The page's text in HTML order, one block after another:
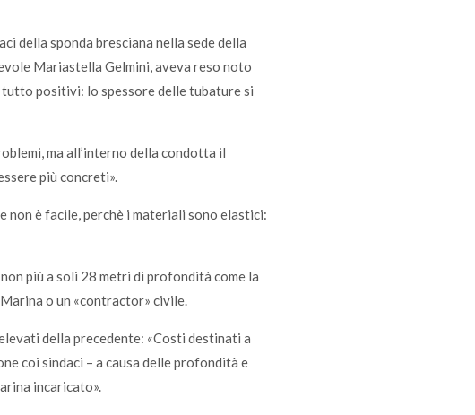
della sponda bresciana nella sede della
Mariastella Gelmini, aveva reso noto
positivi: lo spessore delle tubature si
ma all’interno della condotta il
più concreti».
non è facile, perchè i materiali sono elastici:
più a soli 28 metri di profondità come la
o un «contractor» civile.
della precedente: «Costi destinati a
coi sindaci – a causa delle profondità e
incaricato».